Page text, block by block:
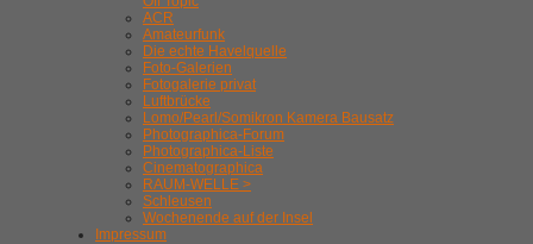
ACR
Amateurfunk
Die echte Havelquelle
Foto-Galerien
Fotogalerie privat
Luftbrücke
Lomo/Pearl/Somikron Kamera Bausatz
Photographica-Forum
Photographica-Liste
Cinematographica
RAUM-WELLE >
Schleusen
Wochenende auf der Insel
Impressum